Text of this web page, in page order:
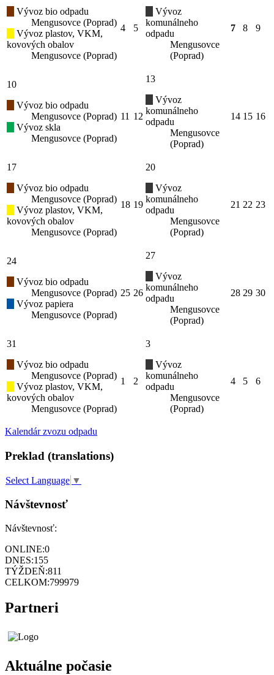
Vývoz bio odpadu
Mengusovce (Poprad)
Vývoz plastov, VKM,
kovových obalov
Mengusovce (Poprad)
4 5
Vývoz
komunálneho
odpadu
Mengusovce
(Poprad)
7 8 9
10
Vývoz bio odpadu
Mengusovce (Poprad)
Vývoz skla
Mengusovce (Poprad)
11 12
13
Vývoz
komunálneho
odpadu
Mengusovce
(Poprad)
14 15 16
17
Vývoz bio odpadu
Mengusovce (Poprad)
Vývoz plastov, VKM,
kovových obalov
Mengusovce (Poprad)
18 19
20
Vývoz
komunálneho
odpadu
Mengusovce
(Poprad)
21 22 23
24
Vývoz bio odpadu
Mengusovce (Poprad)
Vývoz papiera
Mengusovce (Poprad)
25 26
27
Vývoz
komunálneho
odpadu
Mengusovce
(Poprad)
28 29 30
31
Vývoz bio odpadu
Mengusovce (Poprad)
Vývoz plastov, VKM,
kovových obalov
Mengusovce (Poprad)
1 2
3
Vývoz
komunálneho
odpadu
Mengusovce
(Poprad)
4 5 6
Kalendár zvozu odpadu
Preklad (translations)
Select Language ▼
Návštevnosť
Návštevnosť:
ONLINE:0
DNES:155
TÝŽDEŇ:811
CELKOM:799979
Partneri
Aktuálne počasie